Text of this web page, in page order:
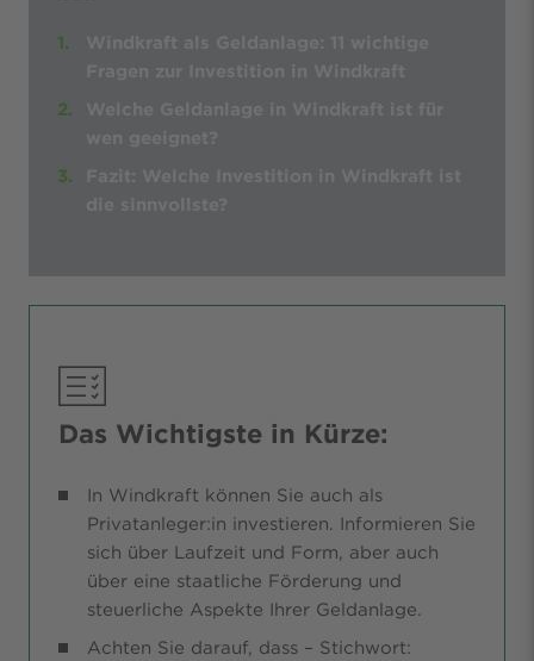
Das Wichtigste in Kürze:
In Windkraft können Sie auch als
Privatanleger:in investieren. Informieren Sie
sich über Laufzeit und Form, aber auch
über eine staatliche Förderung und
steuerliche Aspekte Ihrer Geldanlage.
Achten Sie darauf, dass – Stichwort: